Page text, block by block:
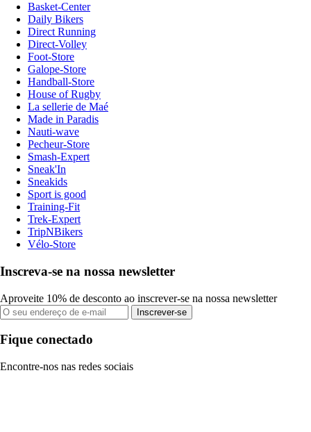
Basket-Center
Daily Bikers
Direct Running
Direct-Volley
Foot-Store
Galope-Store
Handball-Store
House of Rugby
La sellerie de Maé
Made in Paradis
Nauti-wave
Pecheur-Store
Smash-Expert
Sneak'In
Sneakids
Sport is good
Training-Fit
Trek-Expert
TripNBikers
Vélo-Store
Inscreva-se na nossa newsletter
Aproveite 10% de desconto ao inscrever-se na nossa newsletter
Inscrever-se
Fique conectado
Encontre-nos nas redes sociais